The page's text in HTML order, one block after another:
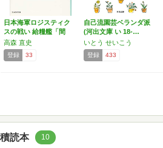
日本海軍ロジスティク
スの戦い 給糧艦「間
宮」…
高森 直史
登録 33
自己流園芸ベランダ派
(河出文庫 い 18-…
いとう せいこう
登録 433
積読本 10